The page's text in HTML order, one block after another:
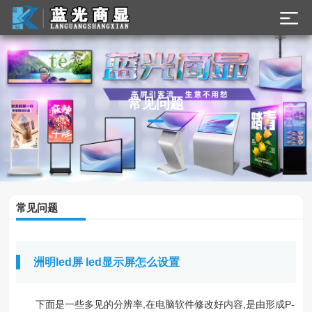
常见问题
常见问题
洲明led屏 led显示屏怎么设置
下面是一些多见的分辨率,在电脑软件修改好内容,是由形成P-